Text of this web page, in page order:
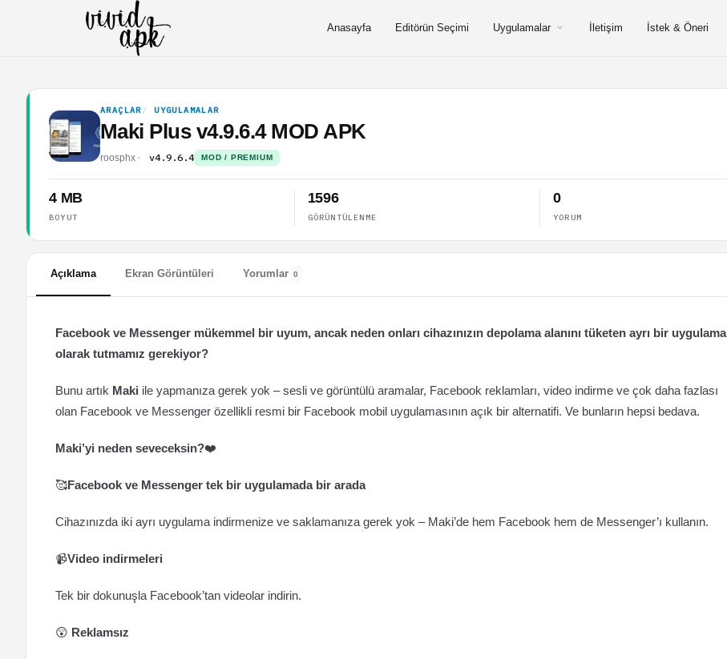
Anasayfa Editörün Seçimi Uygulamalar İletişim İstek & Öneri
ARAÇLAR UYGULAMALAR
Maki Plus v4.9.6.4 MOD APK
roosphx v4.9.6.4 MOD / PREMIUM
4 MB
BOYUT
1596
GÖRÜNTÜLENME
0
YORUM
Açıklama Ekran Görüntüleri Yorumlar 0
Facebook ve Messenger mükemmel bir uyum, ancak neden onları cihazınızın depolama alanını tüketen ayrı bir uygulama
olarak tutmamız gerekiyor?
Bunu artık Maki ile yapmanıza gerek yok – sesli ve görüntülü aramalar, Facebook reklamları, video indirme ve çok daha fazlası
olan Facebook ve Messenger özellikli resmi bir Facebook mobil uygulamasının açık bir alternatifi. Ve bunların hepsi bedava.
Maki’yi neden seveceksin?❤️
🥰Facebook ve Messenger tek bir uygulamada bir arada
Cihazınızda iki ayrı uygulama indirmenize ve saklamanıza gerek yok – Maki’de hem Facebook hem de Messenger’ı kullanın.
📹Video indirmeleri
Tek bir dokunuşla Facebook’tan videolar indirin.
😲 Reklamsız